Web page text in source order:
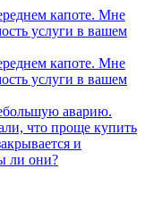
капоте. Мне
услуги в вашем
капоте. Мне
услуги в вашем
аварию.
что проще купить
и
ли они?